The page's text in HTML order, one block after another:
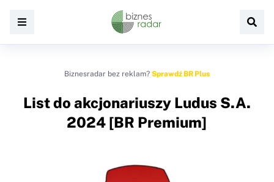
Biznesradar bez reklam? Sprawdź BR Plus
List do akcjonariuszy Ludus S.A.
2024 [BR Premium]